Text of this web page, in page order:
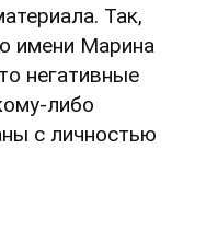
Так,
имени Марина
негативные
либо
с личностью